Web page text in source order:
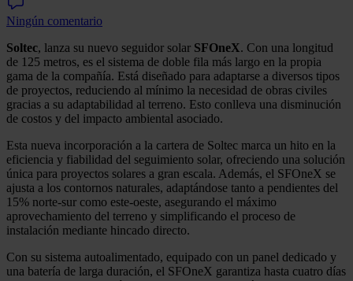
Ningún comentario
Soltec, lanza su nuevo seguidor solar SFOneX. Con una longitud
de 125 metros, es el sistema de doble fila más largo en la propia
gama de la compañía. Está diseñado para adaptarse a diversos tipos
de proyectos, reduciendo al mínimo la necesidad de obras civiles
gracias a su adaptabilidad al terreno. Esto conlleva una disminución
de costos y del impacto ambiental asociado.
Esta nueva incorporación a la cartera de Soltec marca un hito en la
eficiencia y fiabilidad del seguimiento solar, ofreciendo una solución
única para proyectos solares a gran escala. Además, el SFOneX se
ajusta a los contornos naturales, adaptándose tanto a pendientes del
15% norte-sur como este-oeste, asegurando el máximo
aprovechamiento del terreno y simplificando el proceso de
instalación mediante hincado directo.
Con su sistema autoalimentado, equipado con un panel dedicado y
una batería de larga duración, el SFOneX garantiza hasta cuatro días